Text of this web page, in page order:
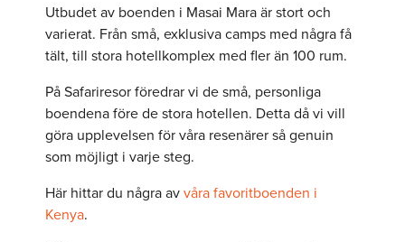
Utbudet av boenden i Masai Mara är stort och
varierat. Från små, exklusiva camps med några få
tält, till stora hotellkomplex med fler än 100 rum.
På Safariresor föredrar vi de små, personliga
boendena före de stora hotellen. Detta då vi vill
göra upplevelsen för våra resenärer så genuin
som möjligt i varje steg.
Här hittar du några avvåra favoritboenden i
Kenya.